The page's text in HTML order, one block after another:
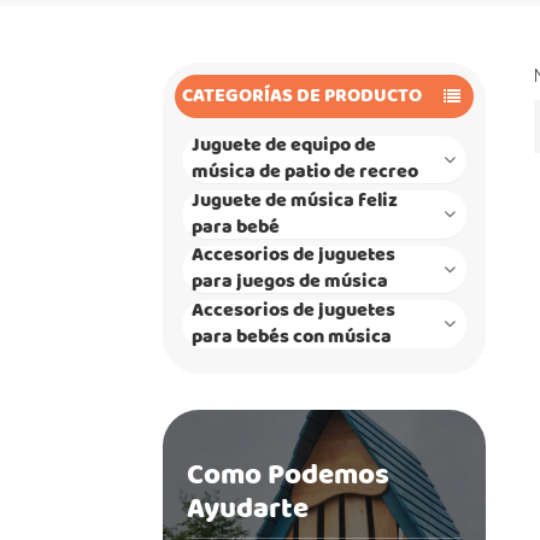
CATEGORÍAS DE PRODUCTO
Juguete de equipo de
música de patio de recreo
Juguete de música feliz
para bebé
Accesorios de juguetes
para juegos de música
Accesorios de juguetes
para bebés con música
Como Podemos
Ayudarte